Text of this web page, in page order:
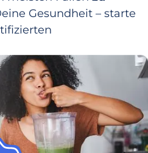
Gesundheit – starte